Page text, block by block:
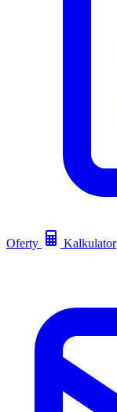
Oferty Kalkulator